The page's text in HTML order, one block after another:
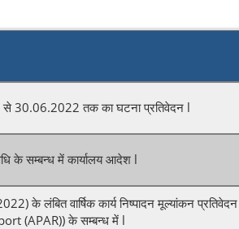
से 30.06.2022 तक का घटना प्रतिवेदन l
के सम्बन्ध में कार्यालय आदेश l
लंबित वार्षिक कार्य निष्पादन मूल्यांकन प्रतिवेदन
(APAR)) के सम्बन्ध में l